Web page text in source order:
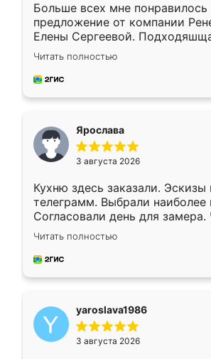
Больше всех мне понравилось
предложение от компании
Елены Сергеевой.
короткие сроки изготовления.
для замера сотрудник
предложил по моему эскизу
Читать полностью
Ярослава
3 августа 2026
Кухню здесь заказали. Эскизы
телеграмм. Выбрали
Согласовали день для замера.
недели кухня была уже готова.
довольны работой. Спасибо
мебель за качественную работу!
Читать полностью
yaroslava1986
3 августа 2026